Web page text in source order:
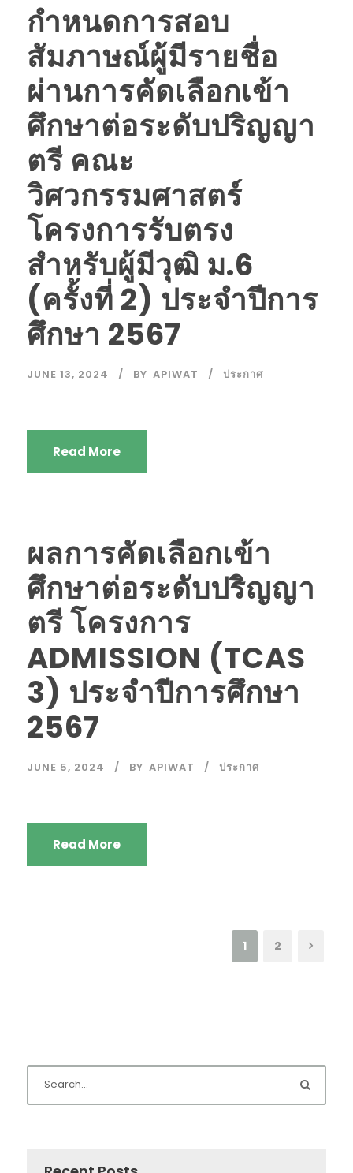
กำหนดการสอบ
สัมภาษณ์ผู้มีรายชื่อ
ผ่านการคัดเลือกเข้า
ศึกษาต่อระดับปริญญา
ตรี คณะ
วิศวกรรมศาสตร์
โครงการรับตรง
สำหรับผู้มีวุฒิ ม.6
(ครั้งที่ 2) ประจำปีการ
ศึกษา 2567
JUNE 13, 2024 BY APIWAT ประกาศ
Read More
ผลการคัดเลือกเข้า
ศึกษาต่อระดับปริญญา
ตรี โครงการ
ADMISSION (TCAS
3) ประจำปีการศึกษา
2567
JUNE 5, 2024 BY APIWAT ประกาศ
Read More
1 2